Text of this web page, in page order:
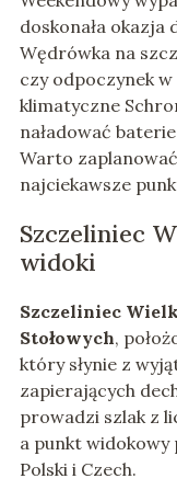
doskonała okazja
Wędrówka na
czy odpoczynek
klimatyczne
naładować
Warto
najciekawsze
Szczeliniec
widoki
Szczeliniec
Stołowych,
który słynie z
zapierających
prowadzi szlak z
a punkt widokowy
Polski i Czech.